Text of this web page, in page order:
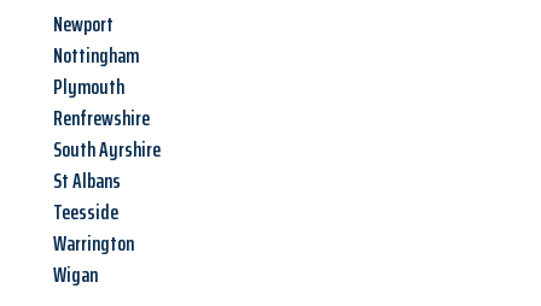
Newport
Nottingham
Plymouth
Renfrewshire
South Ayrshire
St Albans
Teesside
Warrington
Wigan